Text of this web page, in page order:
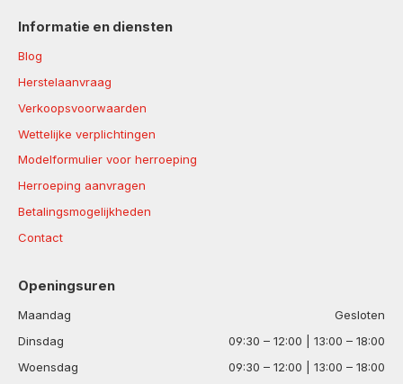
Informatie en diensten
Blog
Herstelaanvraag
Verkoopsvoorwaarden
Wettelijke verplichtingen
Modelformulier voor herroeping
Herroeping aanvragen
Betalingsmogelijkheden
Contact
Openingsuren
Maandag
Gesloten
Dinsdag
09:30 – 12:00 | 13:00 – 18:00
Woensdag
09:30 – 12:00 | 13:00 – 18:00